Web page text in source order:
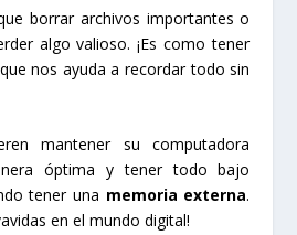
borrar archivos importantes o
algo valioso. ¡Es como tener
nos ayuda a recordar todo sin
mantener su computadora
óptima y tener todo bajo
tener una memoria externa.
en el mundo digital!